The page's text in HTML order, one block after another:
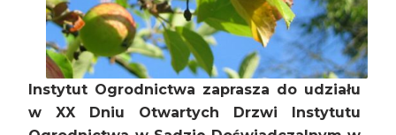
Instytut Ogrodnictwa zaprasza do udziału
w XX Dniu Otwartych Drzwi Instytutu